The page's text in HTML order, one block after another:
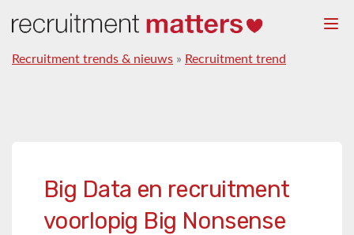
Recruitment trends & nieuws » Recruitment trend
Big Data en recruitment
voorlopig Big Nonsense